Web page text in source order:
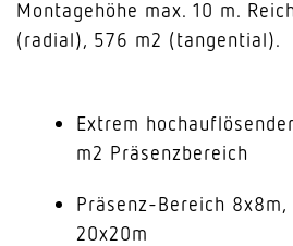
Montagehöhe max. 10 m.
(radial), 576 m2 (tangential).
Extrem
m2 Präsenzbereich
Präsenz-Bereich
20x20m